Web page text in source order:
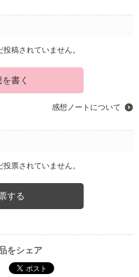
稿されていません。
書く
感想ノートについて
票されていません。
する
をシェア